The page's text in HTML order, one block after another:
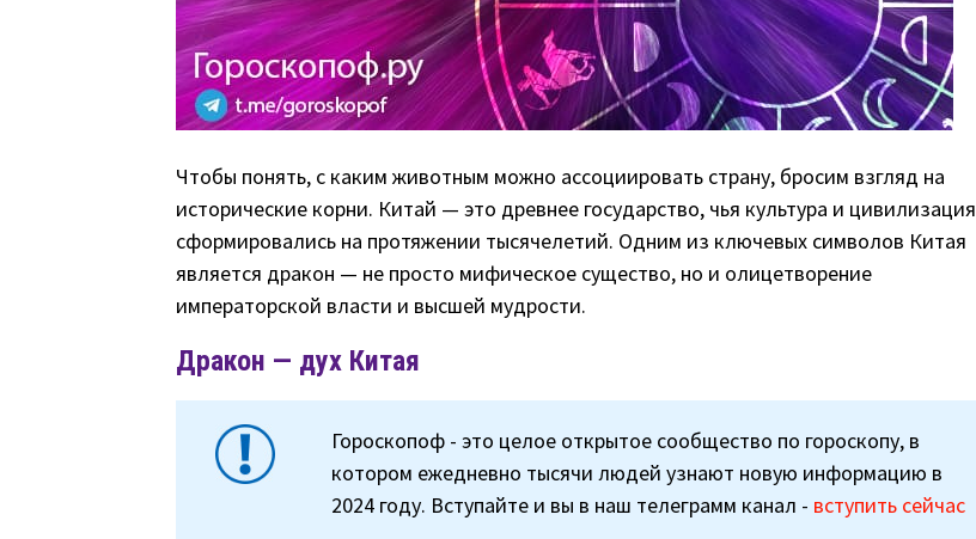
Чтобы понять, с каким животным можно ассоциировать страну, бросим взгляд на
исторические корни. Китай — это древнее государство, чья культура и цивилизация
сформировались на протяжении тысячелетий. Одним из ключевых символов Китая
является дракон — не просто мифическое существо, но и олицетворение
императорской власти и высшей мудрости.
Дракон — дух Китая
Гороскопоф - это целое открытое сообщество по гороскопу, в
котором ежедневно тысячи людей узнают новую информацию в
2024 году. Вступайте и вы в наш телеграмм канал - вступить сейчас